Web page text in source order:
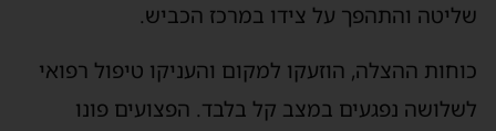
שליטה והתהפך על צידו במרכז הכביש.
כוחות ההצלה, הוזעקו למקום והעניקו טיפול רפואי
לשלושה נפגעים במצב קל בלבד. הפצועים פונו